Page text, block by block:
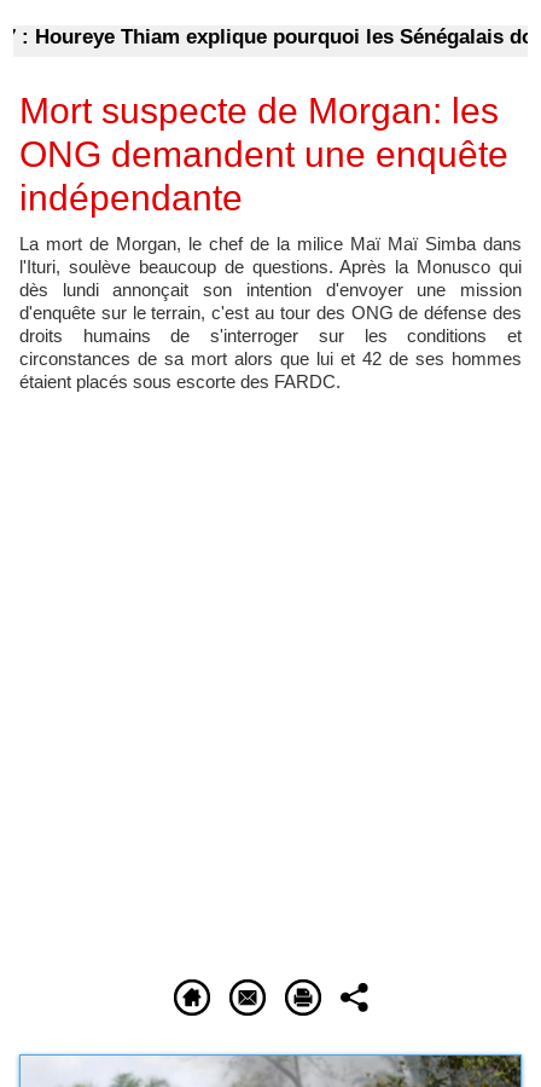
Thiam explique pourquoi les Sénégalais
Mort suspecte de Morgan: les
ONG demandent une enquête
indépendante
La mort de Morgan, le chef de la milice Maï Maï Simba dans
l'Ituri, soulève beaucoup de questions. Après la Monusco qui
dès lundi annonçait son intention d'envoyer une mission
d'enquête sur le terrain, c'est au tour des ONG de défense des
droits humains de s'interroger sur les conditions et
circonstances de sa mort alors que lui et 42 de ses hommes
étaient placés sous escorte des FARDC.